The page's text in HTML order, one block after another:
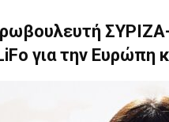
για την Ευρώπη